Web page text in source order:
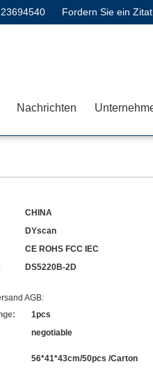
Fordern Sie ein Zitat
Nachrichten
CHINA
DYscan
CE ROHS FCC IEC
DS5220B-2D
AGB:
1pcs
negotiable
56*41*43cm/50pcs /Carton